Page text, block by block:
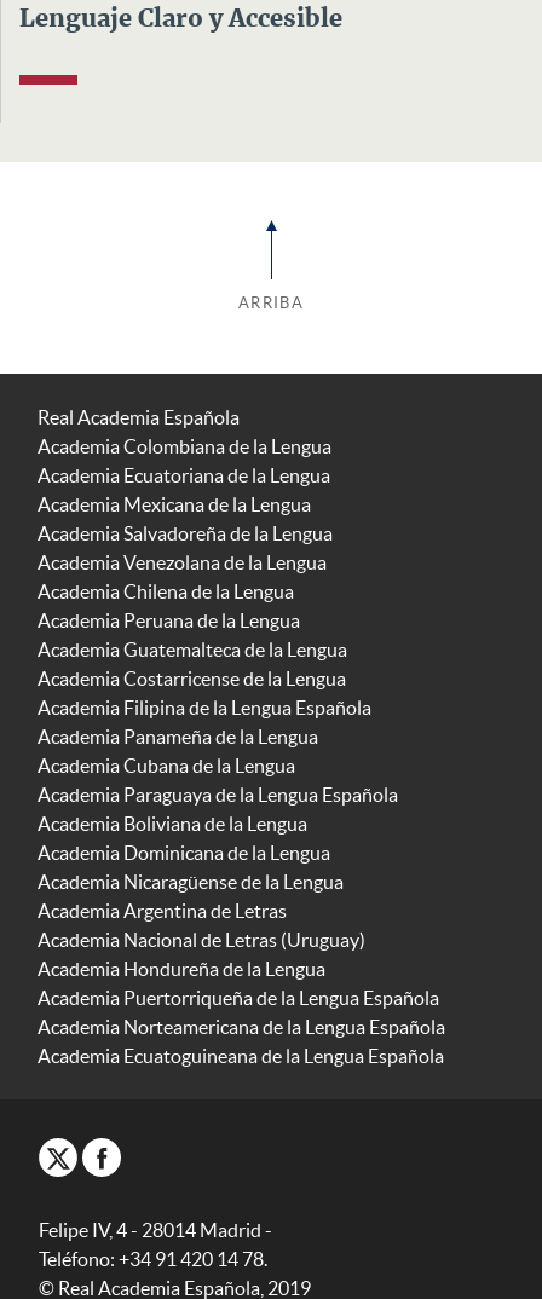
Lenguaje Claro y Accesible
ARRIBA
Real Academia Española
Academia Colombiana de la Lengua
Academia Ecuatoriana de la Lengua
Academia Mexicana de la Lengua
Academia Salvadoreña de la Lengua
Academia Venezolana de la Lengua
Academia Chilena de la Lengua
Academia Peruana de la Lengua
Academia Guatemalteca de la Lengua
Academia Costarricense de la Lengua
Academia Filipina de la Lengua Española
Academia Panameña de la Lengua
Academia Cubana de la Lengua
Academia Paraguaya de la Lengua Española
Academia Boliviana de la Lengua
Academia Dominicana de la Lengua
Academia Nicaragüense de la Lengua
Academia Argentina de Letras
Academia Nacional de Letras (Uruguay)
Academia Hondureña de la Lengua
Academia Puertorriqueña de la Lengua Española
Academia Norteamericana de la Lengua Española
Academia Ecuatoguineana de la Lengua Española
Felipe IV, 4 - 28014 Madrid -
Teléfono: +34 91 420 14 78.
© Real Academia Española, 2019